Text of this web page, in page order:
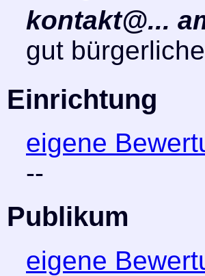
kontakt@...
gut
Einrichtung
eigene
--
Publikum
eigene